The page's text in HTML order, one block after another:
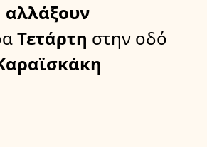
αλλάξουν
Τετάρτη στην οδό